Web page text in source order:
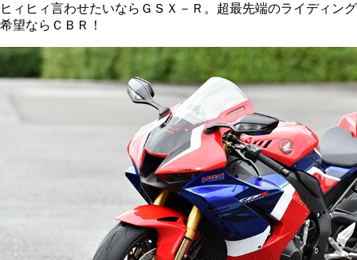
ヒィヒィ言わせたいならＧＳＸ－Ｒ。超最先端のライディング
希望ならＣＢＲ！